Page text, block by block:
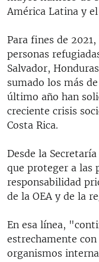
América Latina y el
Para fines de
personas
Salvador,
sumado los más
último año han
creciente crisis
Costa Rica.
Desde la
que proteger a las
responsabilidad
de la OEA y de la
En esa línea,
estrechamente
organismos